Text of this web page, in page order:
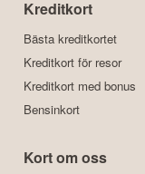
Kreditkort
Bästa kreditkortet
Kreditkort för resor
Kreditkort med bonus
Bensinkort
Kort om oss